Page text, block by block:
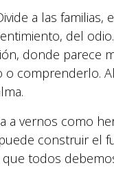
a las familias,
del
donde parece
o comprenderlo.
a vernos como
construir el
que todos
una